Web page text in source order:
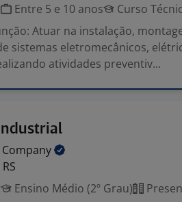
Entre 5 e 10 anos Curso
Atuar na instalação,
sistemas eletromecânicos,
atividades preventiv...
Company
Ensino Médio (2º Grau)